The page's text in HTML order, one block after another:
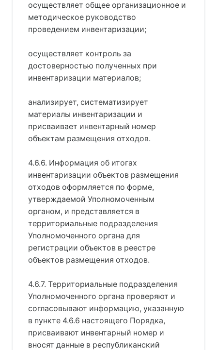
осуществляет общее организационное и
методическое руководство
проведением инвентаризации;
осуществляет контроль за
достоверностью полученных при
инвентаризации материалов;
анализирует, систематизирует
материалы инвентаризации и
присваивает инвентарный номер
объектам размещения отходов.
4.6.6. Информация об итогах
инвентаризации объектов размещения
отходов оформляется по форме,
утверждаемой Уполномоченным
органом, и представляется в
территориальные подразделения
Уполномоченного органа для
регистрации объектов в реестре
объектов размещения отходов.
4.6.7. Территориальные подразделения
Уполномоченного органа проверяют и
согласовывают информацию, указанную
в пункте 4.6.6 настоящего Порядка,
присваивают инвентарный номер и
вносят данные в республиканский